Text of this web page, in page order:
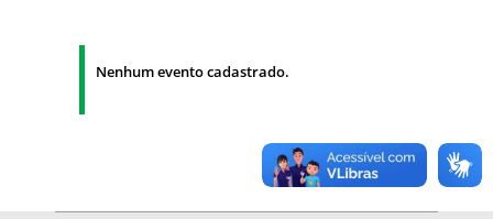
Nenhum evento cadastrado.